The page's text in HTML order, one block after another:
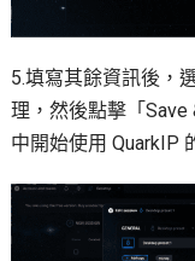
5.填寫其餘資訊後，
理，然後點擊「Save
中開始使用 QuarkIP